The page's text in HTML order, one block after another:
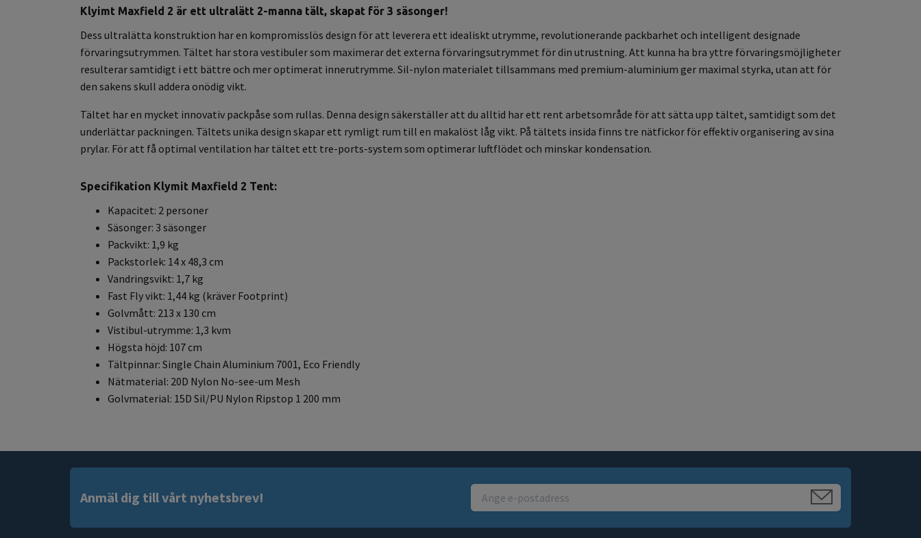
Klyimt Maxfield 2 är ett ultralätt 2-manna tält, skapat för 3 säsonger!
Dess ultralätta konstruktion har en kompromisslös design för att leverera ett idealiskt utrymme, revolutionerande packbarhet och intelligent designade
förvaringsutrymmen. Tältet har stora vestibuler som maximerar det externa förvaringsutrymmet för din utrustning. Att kunna ha bra yttre förvaringsmöjligheter
resulterar samtidigt i ett bättre och mer optimerat innerutrymme. Sil-nylon materialet tillsammans med premium-aluminium ger maximal styrka, utan att för
den sakens skull addera onödig vikt.
Tältet har en mycket innovativ packpåse som rullas. Denna design säkerställer att du alltid har ett rent arbetsområde för att sätta upp tältet, samtidigt som det
underlättar packningen. Tältets unika design skapar ett rymligt rum till en makalöst låg vikt. På tältets insida finns tre nätfickor för effektiv organisering av sina
prylar. För att få optimal ventilation har tältet ett tre-ports-system som optimerar luftflödet och minskar kondensation.
Specifikation Klymit Maxfield 2 Tent:
Kapacitet: 2 personer
Säsonger: 3 säsonger
Packvikt: 1,9 kg
Packstorlek: 14 x 48,3 cm
Vandringsvikt: 1,7 kg
Fast Fly vikt: 1,44 kg (kräver Footprint)
Golvmått: 213 x 130 cm
Vistibul-utrymme: 1,3 kvm
Högsta höjd: 107 cm
Tältpinnar: Single Chain Aluminium 7001, Eco Friendly
Nätmaterial: 20D Nylon No-see-um Mesh
Golvmaterial: 15D Sil/PU Nylon Ripstop 1 200 mm
Anmäl dig till vårt nyhetsbrev!